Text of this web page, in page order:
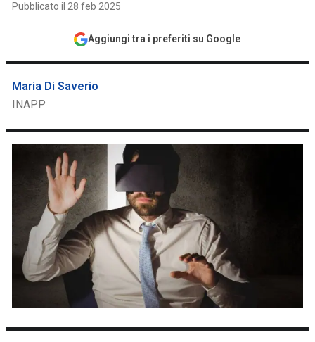
Pubblicato il 28 feb 2025
Aggiungi tra i preferiti su Google
Maria Di Saverio
INAPP